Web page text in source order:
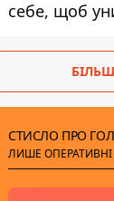
себе, щоб
СТИСЛО ПРО
ЛИШЕ